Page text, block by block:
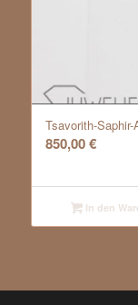
Tsavorith-
850,00€
In den